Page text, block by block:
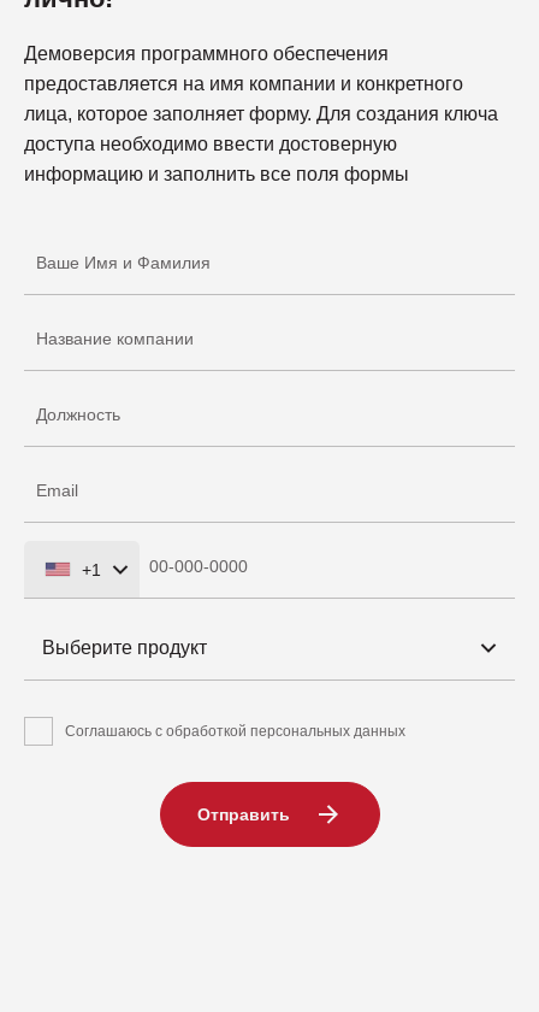
Демоверсия программного обеспечения
предоставляется на имя компании и конкретного
лица, которое заполняет форму. Для создания ключа
доступа необходимо ввести достоверную
информацию и заполнить все поля формы
United
+1
+1
Выберите продукт
Соглашаюсь с обработкой персональных данных
Отправить